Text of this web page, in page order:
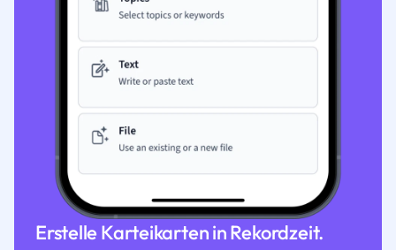
Erstelle Karteikarten in Rekordzeit.